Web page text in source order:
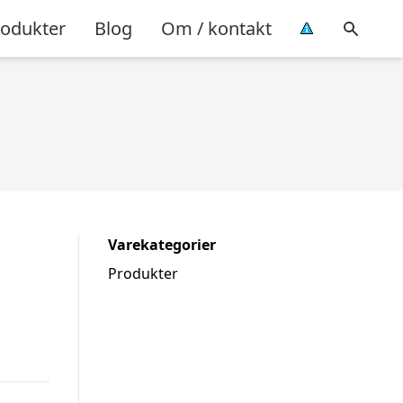
Blog Om / kontakt
Varekategorier
Produkter